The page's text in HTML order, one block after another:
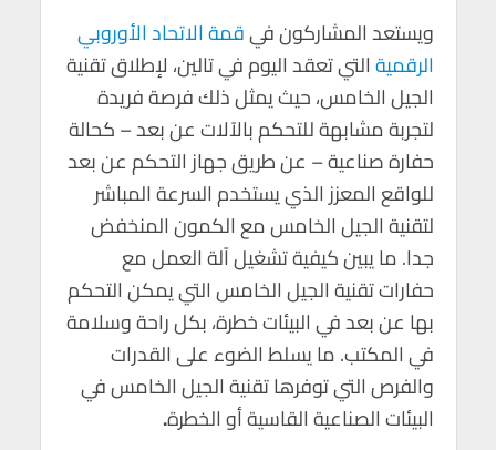
ويستعد المشاركون فيقمة الاتحاد الأوروبي
الرقميةالتي تعقد اليوم في تالين، لإطلاق تقنية
الجيل الخامس، حيث يمثل ذلك فرصة فريدة
لتجربة مشابهة للتحكم بالآلات عن بعد – كحالة
حفارة صناعية – عن طريق جهاز التحكم عن بعد
للواقع المعزز الذي يستخدم السرعة المباشر
لتقنية الجيل الخامس مع الكمون المنخفض
جدا. ما يبين كيفية تشغيل آلة العمل مع
حفارات تقنية الجيل الخامس التي يمكن التحكم
بها عن بعد في البيئات خطرة، بكل راحة وسلامة
في المكتب. ما يسلط الضوء على القدرات
والفرص التي توفرها تقنية الجيل الخامس في
البيئات الصناعية القاسية أو الخطرة.